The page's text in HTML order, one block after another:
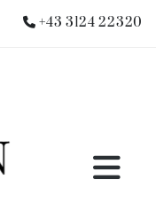
 +43 3124 22320